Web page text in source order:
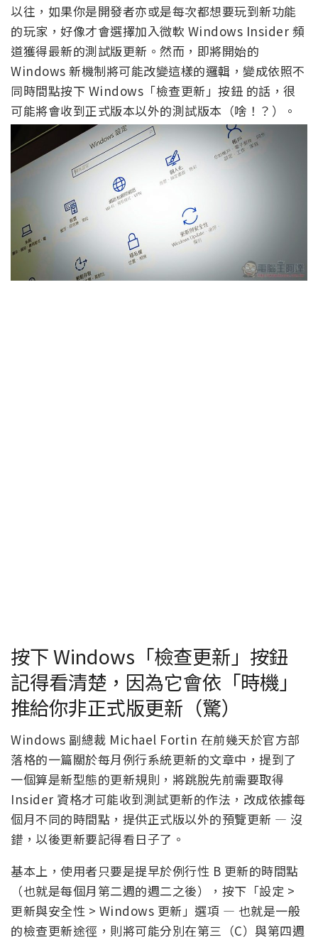
以往，如果你是開發者亦或是每次都想要玩到新功能
的玩家，好像才會選擇加入微軟 Windows Insider 頻
道獲得最新的測試版更新。然而，即將開始的
Windows 新機制將可能改變這樣的邏輯，變成依照不
同時間點按下 Windows「檢查更新」按鈕 的話，很
可能將會收到正式版本以外的測試版本（啥！？）。
按下 Windows「檢查更新」按鈕
記得看清楚，因為它會依「時機」
推給你非正式版更新（驚）
Windows 副總裁 Michael Fortin 在前幾天於官方部
落格的一篇關於每月例行系統更新的文章中，提到了
一個算是新型態的更新規則，將跳脫先前需要取得
Insider 資格才可能收到測試更新的作法，改成依據每
個月不同的時間點，提供正式版以外的預覽更新 — 沒
錯，以後更新要記得看日子了。
基本上，使用者只要是提早於例行性 B 更新的時間點
（也就是每個月第二週的週二之後），按下「設定 >
更新與安全性 > Windows 更新」選項 — 也就是一般
的檢查更新途徑，則將可能分別在第三（C）與第四週